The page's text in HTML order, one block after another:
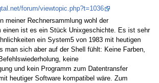
forum/viewtopic.php?t=1036
meiner Rechnersammlung wohl der
einen ist es ein Stück Unixgeschichte. Es ist sehr
ein System5 von 1983 mit heutigen
man sich aber auf der Shell fühlt: Keine Farben,
keine
und kein Programm zum Datentransfer
heutiger Software kompatibel wäre. Zum